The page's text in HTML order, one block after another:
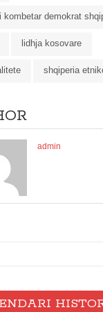
kombetar demokrat
lidhja kosovare
shqiperia
admin